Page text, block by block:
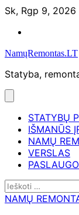
Skip
content
Sk, Rgp 9, 2026
NamųRemontas.LT
Statyba,
STATYBŲ
IŠMANŪS
NAMŲ
VERSLAS
Ieškoti:
NAMŲ